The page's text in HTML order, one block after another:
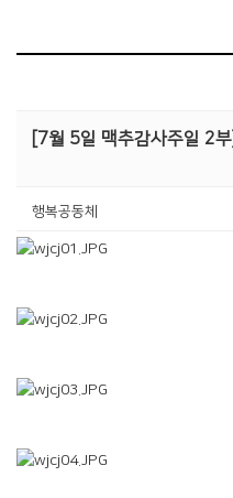
[7월 5일 맥추감사주일 2부]
행복공동체